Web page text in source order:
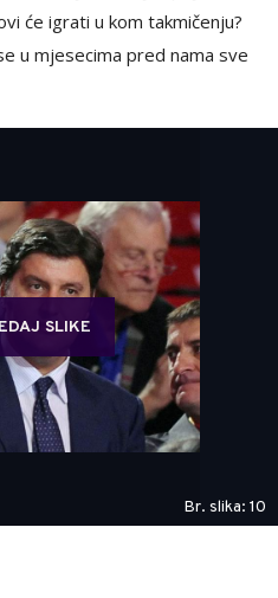
će igrati u kom takmičenju?
u mjesecima pred nama sve
SLIKE
Br. slika: 10